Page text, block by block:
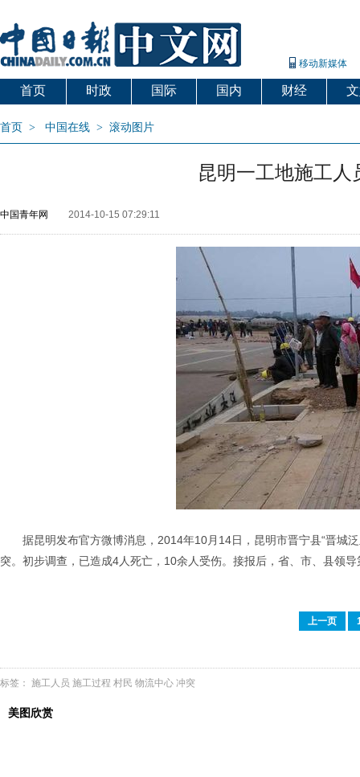
移动新媒体
首页 时政 国际 国内 财经
首页 > 中国在线 > 滚动图片
昆明一工地施工人
中国青年网 2014-10-15 07:29:11
据昆明发布官方微博消息，2014年10月14日，昆明市晋宁县“晋城
突。初步调查，已造成4人死亡，10余人受伤。接报后，省、市、县领
上一页
标签： 施工人员 施工过程 村民 物流中心 冲突
美图欣赏